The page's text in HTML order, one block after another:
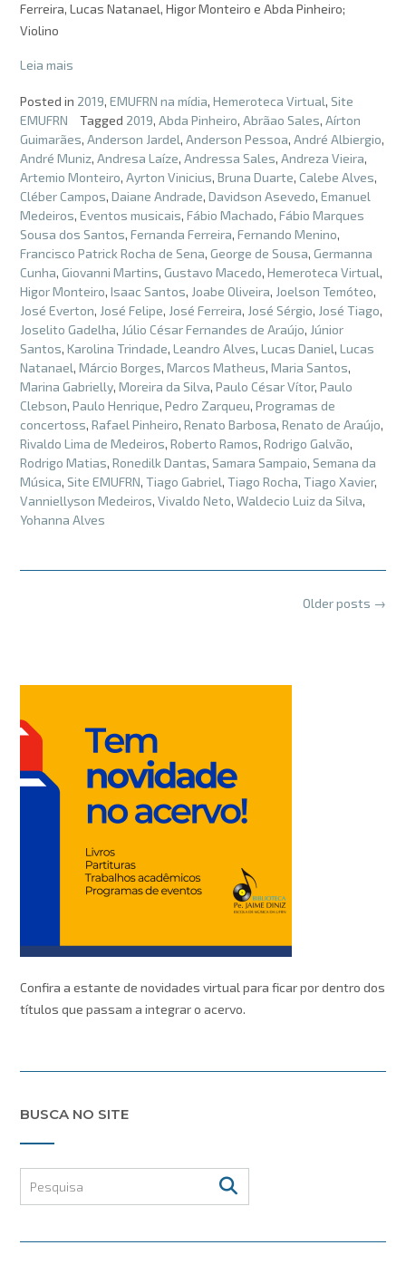
Ferreira, Lucas Natanael, Higor Monteiro e Abda Pinheiro;
Violino
Leia mais
Posted in 2019, EMUFRN na mídia, Hemeroteca Virtual, Site
EMUFRN
Tagged 2019, Abda Pinheiro, Abrãao Sales, Aírton
Guimarães, Anderson Jardel, Anderson Pessoa, André Albiergio,
André Muniz, Andresa Laíze, Andressa Sales, Andreza Vieira,
Artemio Monteiro, Ayrton Vinicius, Bruna Duarte, Calebe Alves,
Cléber Campos, Daiane Andrade, Davidson Asevedo, Emanuel
Medeiros, Eventos musicais, Fábio Machado, Fábio Marques
Sousa dos Santos, Fernanda Ferreira, Fernando Menino,
Francisco Patrick Rocha de Sena, George de Sousa, Germanna
Cunha, Giovanni Martins, Gustavo Macedo, Hemeroteca Virtual,
Higor Monteiro, Isaac Santos, Joabe Oliveira, Joelson Temóteo,
José Everton, José Felipe, José Ferreira, José Sérgio, José Tiago,
Joselito Gadelha, Júlio César Fernandes de Araújo, Júnior
Santos, Karolina Trindade, Leandro Alves, Lucas Daniel, Lucas
Natanael, Márcio Borges, Marcos Matheus, Maria Santos,
Marina Gabrielly, Moreira da Silva, Paulo César Vítor, Paulo
Clebson, Paulo Henrique, Pedro Zarqueu, Programas de
concertoss, Rafael Pinheiro, Renato Barbosa, Renato de Araújo,
Rivaldo Lima de Medeiros, Roberto Ramos, Rodrigo Galvão,
Rodrigo Matias, Ronedilk Dantas, Samara Sampaio, Semana da
Música, Site EMUFRN, Tiago Gabriel, Tiago Rocha, Tiago Xavier,
Vanniellyson Medeiros, Vivaldo Neto, Waldecio Luiz da Silva,
Yohanna Alves
Older posts →
Confira a estante de novidades virtual para ficar por dentro dos
títulos que passam a integrar o acervo.
BUSCA NO SITE